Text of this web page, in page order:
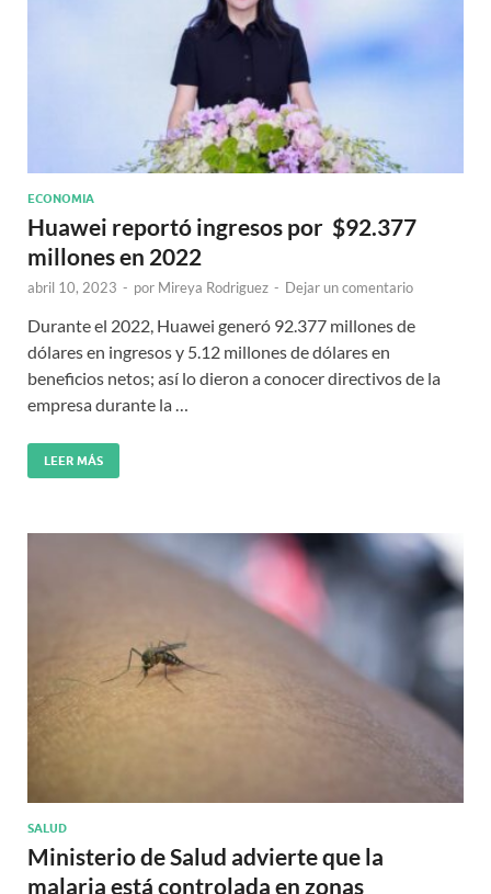
ECONOMIA
Huawei reportó ingresos por $92.377
millones en 2022
abril 10, 2023 - por Mireya Rodriguez - Dejar un comentario
Durante el 2022, Huawei generó 92.377 millones de
dólares en ingresos y 5.12 millones de dólares en
beneficios netos; así lo dieron a conocer directivos de la
empresa durante la …
LEER MÁS
SALUD
Ministerio de Salud advierte que la
malaria está controlada en zonas